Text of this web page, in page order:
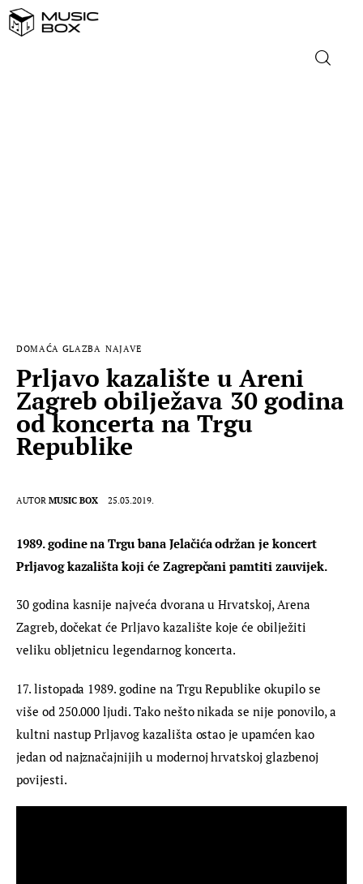
DOMAĆA GLAZBA NAJAVE
Prljavo kazalište u Areni
Zagreb obilježava 30 godina
od koncerta na Trgu
Republike
AUTOR MUSIC BOX 25.03.2019.
1989. godine na Trgu bana Jelačića održan je koncert
Prljavog kazališta koji će Zagrepčani pamtiti zauvijek.
30 godina kasnije najveća dvorana u Hrvatskoj, Arena
Zagreb, dočekat će Prljavo kazalište koje će obilježiti
veliku obljetnicu legendarnog koncerta.
17. listopada 1989. godine na Trgu Republike okupilo se
više od 250.000 ljudi. Tako nešto nikada se nije ponovilo, a
kultni nastup Prljavog kazališta ostao je upamćen kao
jedan od najznačajnijih u modernoj hrvatskoj glazbenoj
povijesti.